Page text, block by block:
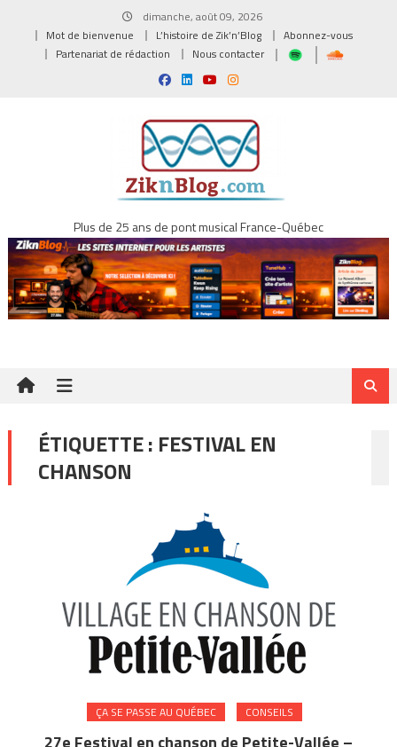
dimanche, août 09, 2026
Mot de bienvenue
L’histoire de Zik’n’Blog
Abonnez-vous
Partenariat de rédaction
Nous contacter
Plus de 25 ans de pont musical France-Québec
ÉTIQUETTE : FESTIVAL EN
CHANSON
ÇA SE PASSE AU QUÉBEC CONSEILS